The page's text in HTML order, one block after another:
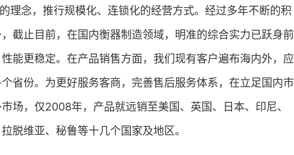
理念，推行规模化、连锁化的经营方式。经过多年不断的积
截止目前，在国内衡器制造领域，明准的综合实力已跃身前
能更稳定。在产品销售方面，我们现有客户遍布海内外，应
省份。为更好服务客商，完善售后服务体系，在立足国内市
场，仅2008年，产品就远销至美国、英国、日本、印尼、
脱维亚、秘鲁等十几个国家及地区。